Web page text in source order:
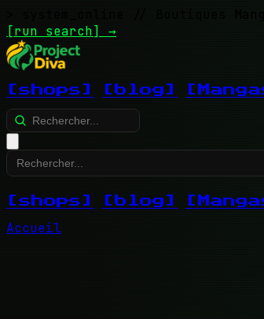
// Boutiques
[run search] →
[shops] [blog]
[shops] [blog]
Accueil